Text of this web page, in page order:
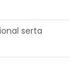
serta